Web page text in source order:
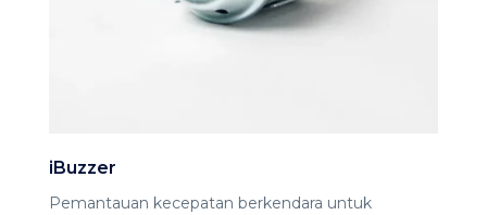
iBuzzer
Pemantauan kecepatan berkendara untuk